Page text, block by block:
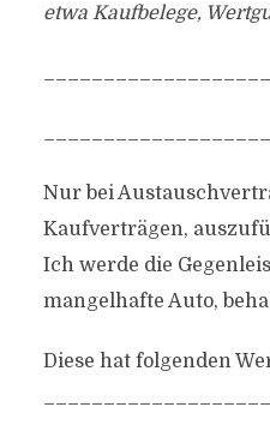
etwa Kaufbelege,
Nur bei
Kaufverträgen,
Ich werde die
mangelhafte Auto,
Diese hat folgenden